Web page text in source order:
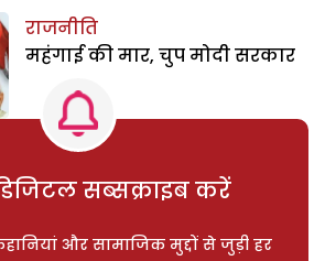
राजनीति
महंगाई की मार, चुप मोदी सरकार
सब्सक्राइब करें
और सामाजिक मुद्दों से जुड़ी हर